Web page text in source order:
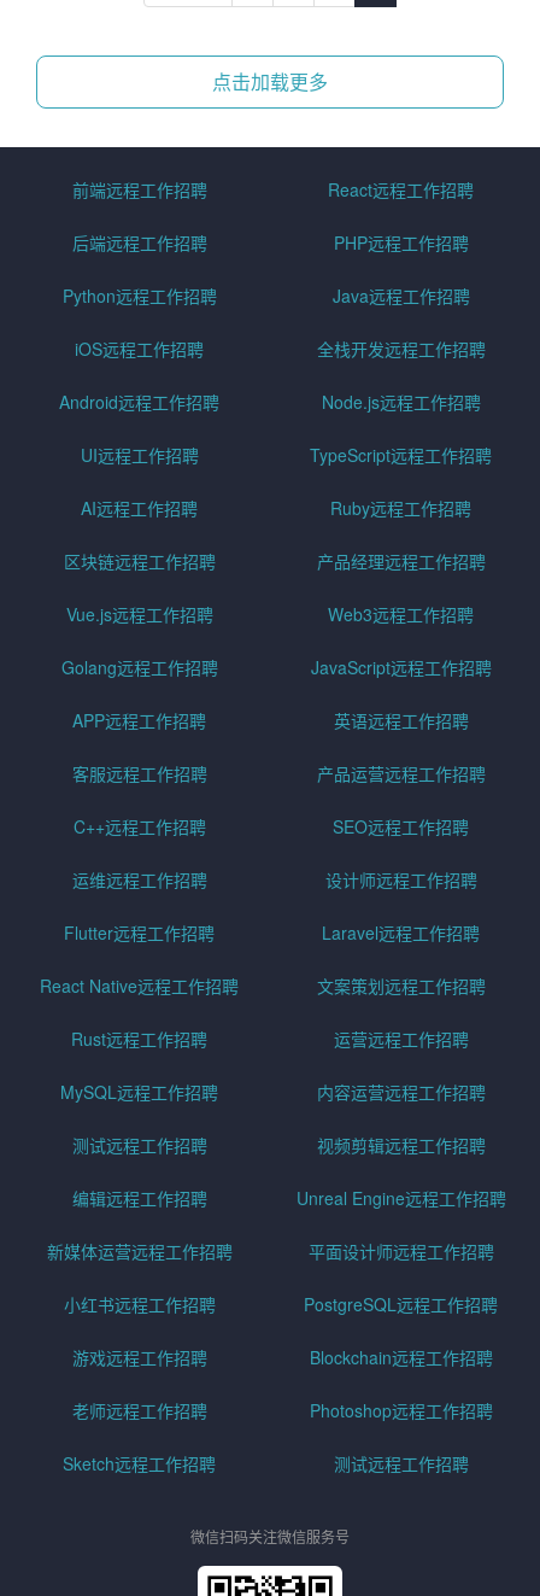
点击加载更多
前端远程工作招聘 React远程工作招聘
后端远程工作招聘 PHP远程工作招聘
Python远程工作招聘 Java远程工作招聘
iOS远程工作招聘 全栈开发远程工作招聘
Android远程工作招聘 Node.js远程工作招聘
UI远程工作招聘 TypeScript远程工作招聘
AI远程工作招聘 Ruby远程工作招聘
区块链远程工作招聘 产品经理远程工作招聘
Vue.js远程工作招聘 Web3远程工作招聘
Golang远程工作招聘 JavaScript远程工作招聘
APP远程工作招聘 英语远程工作招聘
客服远程工作招聘 产品运营远程工作招聘
C++远程工作招聘 SEO远程工作招聘
运维远程工作招聘 设计师远程工作招聘
Flutter远程工作招聘 Laravel远程工作招聘
React Native远程工作招聘 文案策划远程工作招聘
Rust远程工作招聘 运营远程工作招聘
MySQL远程工作招聘 内容运营远程工作招聘
测试远程工作招聘 视频剪辑远程工作招聘
编辑远程工作招聘 Unreal Engine远程工作招聘
新媒体运营远程工作招聘 平面设计师远程工作招聘
小红书远程工作招聘 PostgreSQL远程工作招聘
游戏远程工作招聘 Blockchain远程工作招聘
老师远程工作招聘 Photoshop远程工作招聘
Sketch远程工作招聘 测试远程工作招聘
微信扫码关注微信服务号